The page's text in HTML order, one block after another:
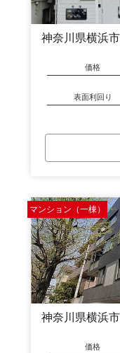
神奈川県横浜
価格
表面利回り
マンション（一棟）
神奈川県横浜
価格